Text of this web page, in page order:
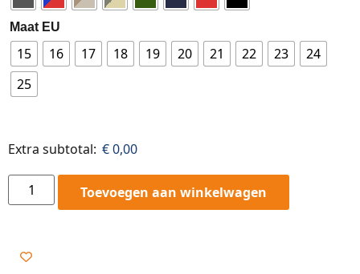
Maat EU
15 16 17 18 19 20 21 22 23
24
25
Extra subtotal: €0,00
Toevoegen aan winkelwagen